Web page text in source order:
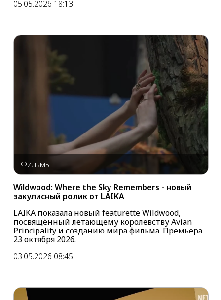
05.05.2026 18:13
Фильмы
Wildwood: Where the Sky Remembers - новый
закулисный ролик от LAIKA
LAIKA показала новый featurette Wildwood,
посвящённый летающему королевству Avian
Principality и созданию мира фильма. Премьера
23 октября 2026.
03.05.2026 08:45